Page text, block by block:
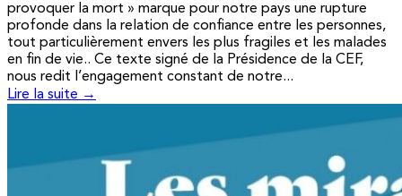
provoquer la mort » marque pour notre pays une rupture
profonde dans la relation de confiance entre les personnes,
tout particulièrement envers les plus fragiles et les malades
en fin de vie.. Ce texte signé de la Présidence de la CEF,
nous redit l’engagement constant de notre...
Lire la suite →